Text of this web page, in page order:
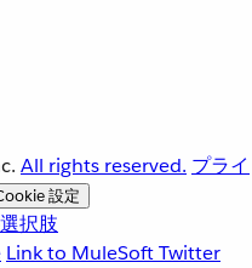
All rights reserved. プライ
設定
択肢
Link to MuleSoft Twitter